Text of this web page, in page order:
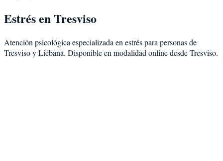
EstrésenTresviso
Atención psicológica especializada en estréspara personas de
TresvisoyLiébana. Disponible en modalidad online desde Tresviso.